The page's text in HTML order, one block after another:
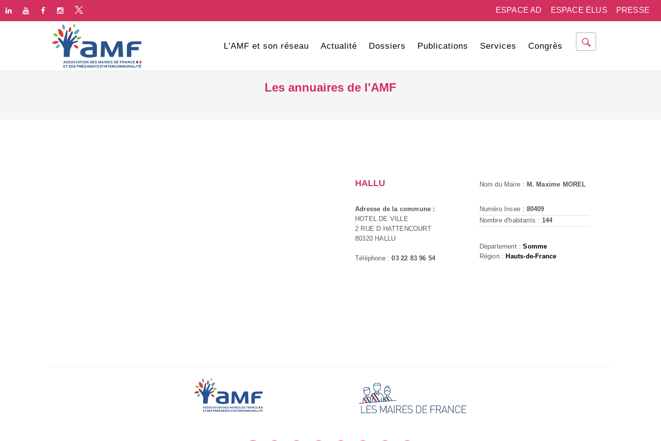
PRESSE
ESPACE ÉLUS
ESPACE AD
L'AMF et son réseau Actualité Dossiers Publications Services Congrès
Les annuaires de l'AMF
HALLU
Adresse de la commune :
HOTEL DE VILLE
2 RUE D HATTENCOURT
80320 HALLU
Téléphone :03 22 83 96 54
Nom du Maire : M. Maxime MOREL
Numéro Insee : 80409
Nombre d'habitants : 144
Département :Somme
Région : Hauts-de-France